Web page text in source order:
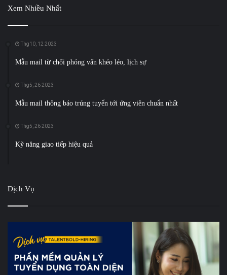
Xem Nhiều Nhất
Thg10, 12 2023
Mẫu mail từ chối phỏng vấn khéo léo, lịch sự
Thg5, 26 2023
Mẫu mail thông báo trúng tuyển tới ứng viên chuẩn nhất
Thg5, 26 2023
Kỹ năng giao tiếp hiệu quả
Dịch Vụ